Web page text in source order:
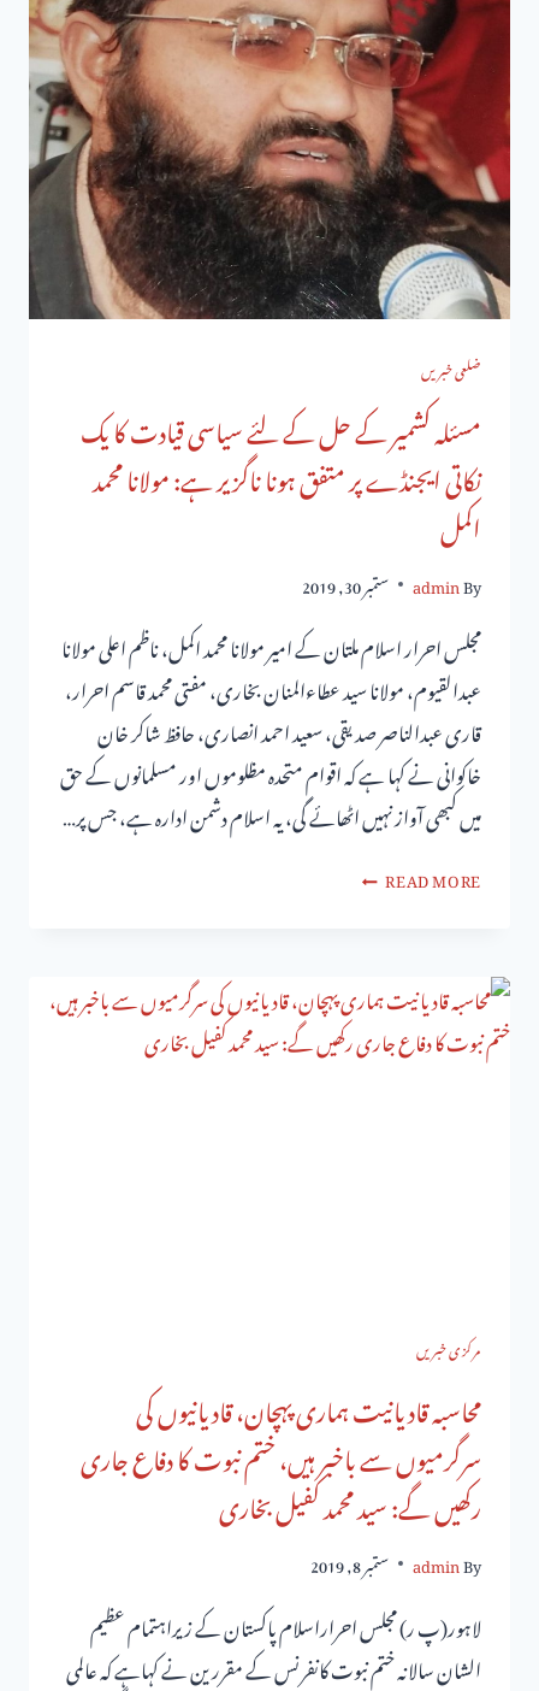
ضلعی خبریں
مسئلہ کشمیر کے حل کے لئے سیاسی قیادت کا یک
نکاتی ایجنڈے پر متفق ہونا ناگزیر ہے: مولانا محمد
اکمل
By
admin ستمبر 30, 2019
مجلس احرار اسلام ملتان کے امیر مولانا محمد اکمل، ناظم اعلی مولانا
عبدالقیوم، مولانا سید عطاءالمنان بخاری، مفتی محمد قاسم احرار،
قاری عبدالناصر صدیقی، سعید احمد انصاری، حافظ شاکر خان
خاکوانی نے کہا ہے کہ اقوام متحدہ مظلوموں اور مسلمانوں کے حق
میں کبھی آواز نہیں اٹھائے گی، یہ اسلام دشمن ادارہ ہے، جس پر…
READ MORE
مرکزی خبریں
محاسبہ قادیانیت ہماری پہچان، قادیانیوں کی
سرگرمیوں سے باخبر ہیں، ختم نبوت کا دفاع جاری
رکھیں گے: سید محمد کفیل بخاری
By
admin ستمبر 8, 2019
لاہور(پ ر) مجلس احراراسلام پاکستان کے زیراہتمام عظیم
الشان سالانہ ختم نبوت کانفرنس کے مقررین نے کہاہے کہ عالمی